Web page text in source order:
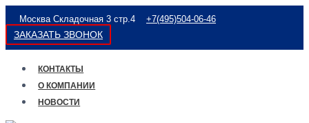
Перейти
к
содержимому
Москва Складочная 3 стр.4 +7(495)504-06-46
ЗАКАЗАТЬ ЗВОНОК
КОНТАКТЫ
О КОМПАНИИ
НОВОСТИ